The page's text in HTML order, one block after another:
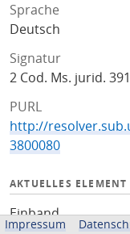
Sprache
Deutsch
Signatur
2 Cod. Ms. jurid. 391
PURL
http://
3800080
AKTUELLES ELEMENT
Einband
Impressum